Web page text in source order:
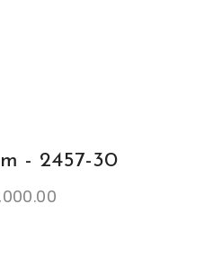
- 2457-30